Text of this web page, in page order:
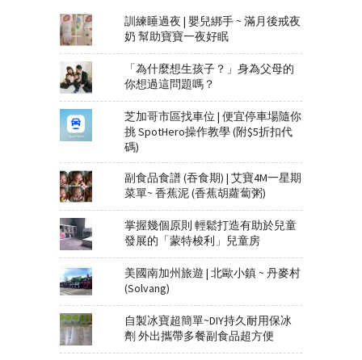
訓練睡過夜 | 嬰兒綁手 ~ 滿月後戒夜
奶 幫助寶寶一夜好眠
「為什麼想生孩子？」身為父母的
你想過這問題嗎？
芝加哥市區找車位 | 便宜停車場隨你
挑 SpotHero操作教學 (附$5折扣代
碼)
副食品食譜 (吞食期) | 艾寶4M一星期
菜單~ 香蕉泥 (香蕉胡蘿蔔粥)
掌握幾個原則 輕鬆打造有助於兒童
發展的「蒙特梭利」兒童房
美國南加州旅遊 | 北歐小鎮 ~ 丹麥村
(Solvang)
自製冰寶超簡單~DIY持久耐用保冰
劑 外出攜帶多餐副食品超方便